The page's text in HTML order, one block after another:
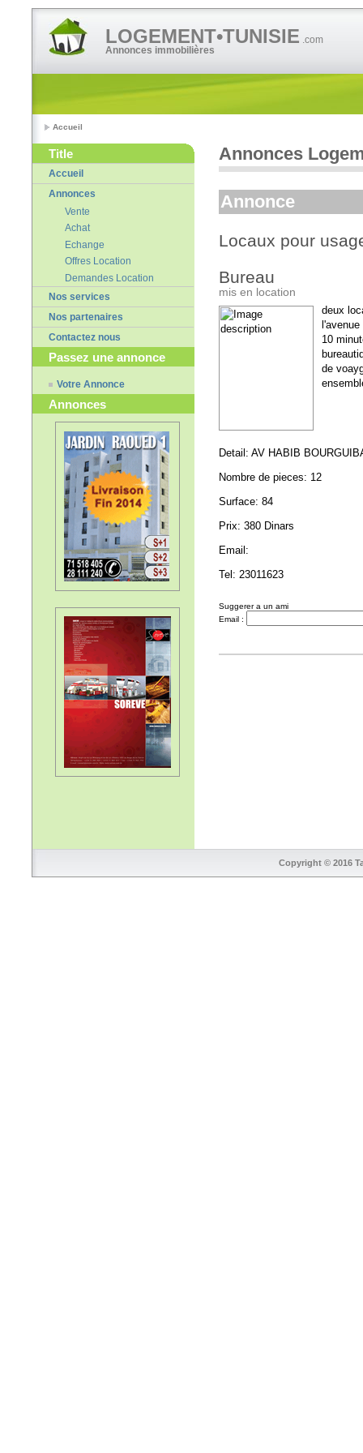
LOGEMENT•TUNISIE .com
Annonces immobilières
Accueil
Title
Accueil
Annonces
Vente
Achat
Echange
Offres Location
Demandes Location
Nos services
Nos partenaires
Contactez nous
Passez une annonce
Votre Annonce
Annonces
Annonces
Annonce
Locaux pour
Bureau
mis en location
deux
10
de
Detail: AV HABIB
Nombre de pieces: 12
Surface: 84
Prix: 380 Dinars
Email:
Tel: 23011623
Suggerer a un ami
Email :
Copyright © 2016